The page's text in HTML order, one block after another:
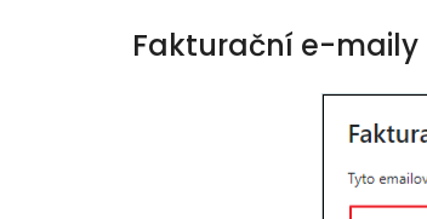
Fakturační e-maily